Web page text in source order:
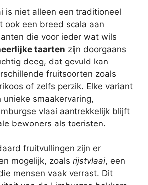
is niet alleen een traditioneel
ook een breed scala aan
die voor ieder wat wils
taarten zijn doorgaans
deeg, dat gevuld kan
fruitsoorten zoals
of zelfs perzik. Elke variant
unieke smaakervaring,
vlaai aantrekkelijk blijft
bewoners als toeristen.
fruitvullingen zijn er
mogelijk, zoals rijstvlaai, een
mensen vaak verrast. Dit